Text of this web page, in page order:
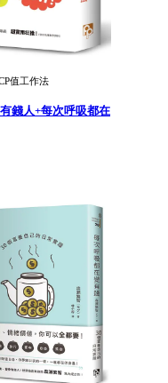
值工作法
錢人+每次呼吸都在